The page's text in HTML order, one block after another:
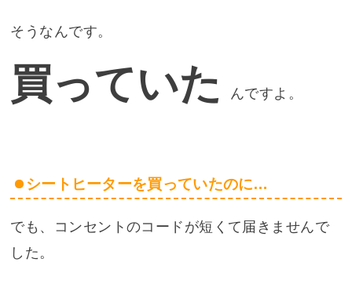
そうなんです。
買っていた んですよ。
シートヒーターを買っていたのに…
でも、コンセントのコードが短くて届きませんで
した。